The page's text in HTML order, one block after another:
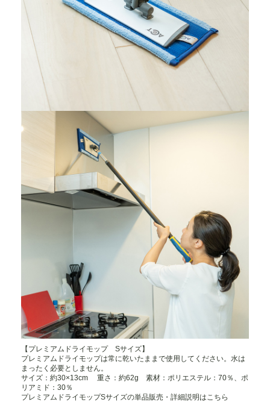
【プレミアムドライモップ Sサイズ】
プレミアムドライモップは常に乾いたままで使用してください。水は
まったく必要としません。
サイズ：約30×13cm 重さ：約62g 素材：ポリエステル：70％、ポ
リアミド：30％
プレミアムドライモップSサイズの単品販売・詳細説明はこちら